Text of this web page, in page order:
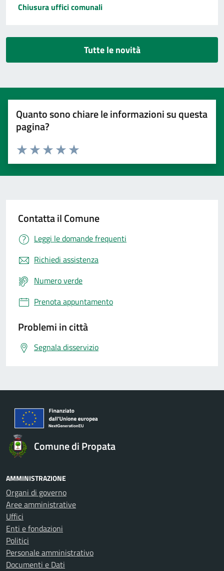
Chiusura uffici comunali
Tutte le novità
Quanto sono chiare le informazioni su questa
pagina?
Valuta 5 stelle su 5
Valuta 4 stelle su 5
Valuta 3 stelle su 5
Valuta 2 stelle su 5
Valuta 1 stelle su 5
Contatta il Comune
Leggi le domande frequenti
Richiedi assistenza
Numero verde
Prenota appuntamento
Problemi in città
Segnala disservizio
Comune di Propata
AMMINISTRAZIONE
Organi di governo
Aree amministrative
Uffici
Enti e fondazioni
Politici
Personale amministrativo
Documenti e Dati